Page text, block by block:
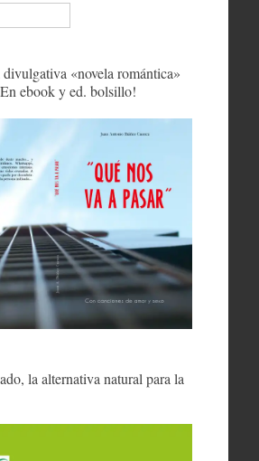
«novela romántica»
ebook y ed. bolsillo!
la alternativa natural para la